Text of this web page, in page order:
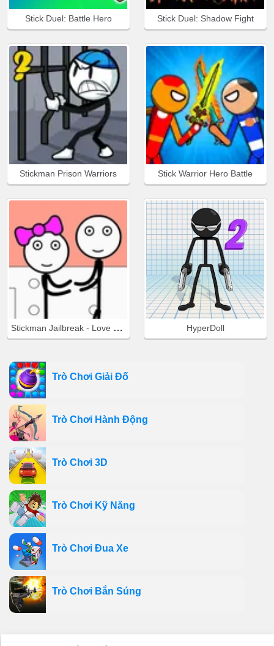
Stick Duel: Battle Hero Stick Duel: Shadow Fight
Stickman Prison Warriors Stick Warrior Hero Battle
Stickman Jailbreak - Love Story HyperDoll
Trò Chơi Giải Đố
Trò Chơi Hành Động
Trò Chơi 3D
Trò Chơi Kỹ Năng
Trò Chơi Đua Xe
Trò Chơi Bắn Súng